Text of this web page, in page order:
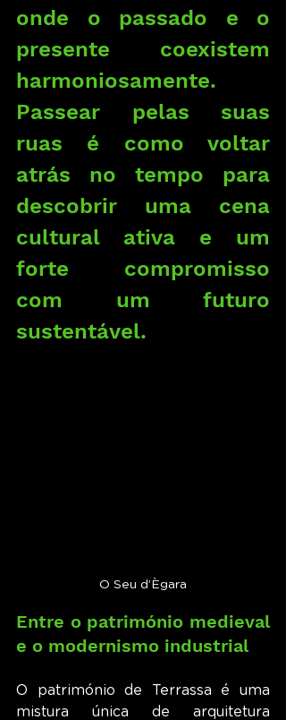
onde o passado e o
presente coexistem
harmoniosamente.
Passear pelas suas
ruas é como voltar
atrás no tempo para
descobrir uma cena
cultural ativa e um
forte compromisso
com um futuro
sustentável.
O Seu d’Ègara
Entre o património medieval
e o modernismo industrial
O património de Terrassa é uma
mistura única de arquitetura